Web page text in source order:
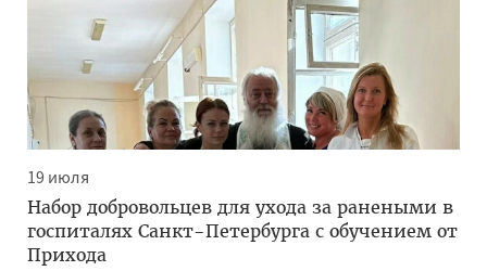
19 июля
Набор добровольцев для ухода за ранеными в
госпиталях Санкт-Петербурга с обучением от
Прихода